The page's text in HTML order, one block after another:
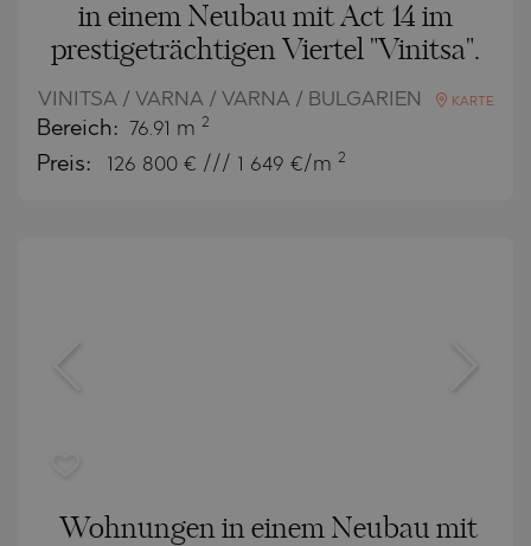
in einem Neubau mit Act 14 im
prestigeträchtigen Viertel "Vinitsa".
VINITSA / VARNA / VARNA / BULGARIEN KARTE
Bereich: 76.91 m 2
Preis: 126 800 € /// 1 649 €/m 2
Wohnungen in einem Neubau mit